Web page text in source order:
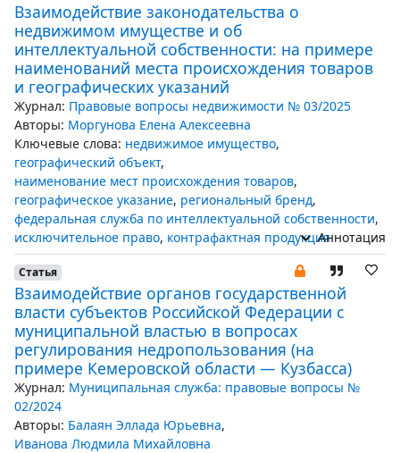
Взаимодействие законодательства о
недвижимом имуществе и об
интеллектуальной собственности: на примере
наименований места происхождения товаров
и географических указаний
Журнал: Правовые вопросы недвижимости № 03/2025
Авторы: Моргунова Елена Алексеевна
Ключевые слова: недвижимое имущество,
географический объект,
наименование мест происхождения товаров,
географическое указание, региональный бренд,
федеральная служба по интеллектуальной собственности,
исключительное право, контрафактная продукцияАннотация
Статья
Взаимодействие органов государственной
власти субъектов Российской Федерации с
муниципальной властью в вопросах
регулирования недропользования (на
примере Кемеровской области — Кузбасса)
Журнал: Муниципальная служба: правовые вопросы №
02/2024
Авторы: Балаян Эллада Юрьевна,
Иванова Людмила Михайловна